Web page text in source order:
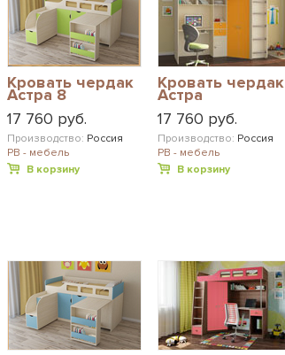
Кровать чердак
Астра 8
17 760 руб.
Производство: Россия
РВ - мебель
В корзину
Кровать чердак
Астра
17 760 руб.
Производство: Россия
РВ - мебель
В корзину